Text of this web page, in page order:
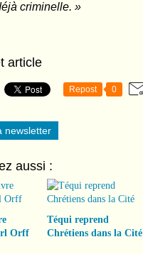
criminelle. »
article
Repost 0
newsletter
aussi :
Orff
Téqui reprend
Chrétiens dans la Cité